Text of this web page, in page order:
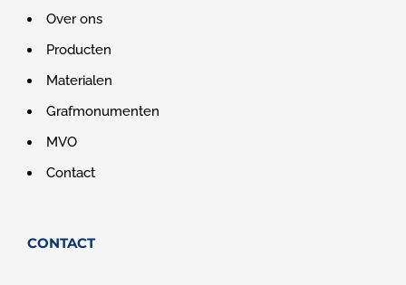
Over ons
Producten
Materialen
Grafmonumenten
MVO
Contact
CONTACT